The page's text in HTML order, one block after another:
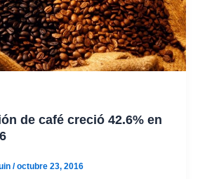
de café creció 42.6% en
/octubre 23, 2016